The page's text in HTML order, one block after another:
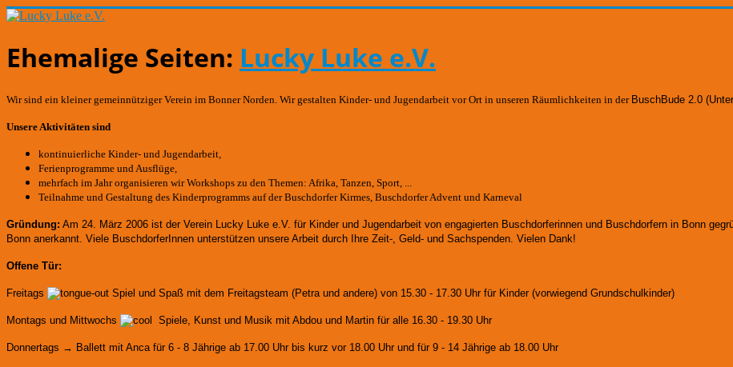
Ehemalige Seiten: Lucky Luke e.V.
Wir sind ein kleiner gemeinnütziger Verein im Bonner Norden. Wir gestalten Kinder- und Jugendarbeit vor Ort in unseren Räumlichkeiten in der BuschBude 2.0
Unsere Aktivitäten sind
kontinuierliche Kinder- und Jugendarbeit,
Ferienprogramme und Ausflüge,
mehrfach im Jahr organisieren wir Workshops zu den Themen: Afrika, Tanzen, Sport, ...
Teilnahme und Gestaltung des Kinderprogramms auf der Buschdorfer Kirmes, Buschdorfer Advent und Karneval
Gründung: Am 24. März 2006 ist der Verein Lucky Luke e.V. für Kinder und Jugendarbeit von engagierten Buschdorferinnen und Buschdorfern in Bonn
Bonn anerkannt. Viele BuschdorferInnen unterstützen unsere Arbeit durch Ihre Zeit-, Geld- und Sachspenden. Vielen Dank!
Offene Tür:
Freitags Spiel und Spaß mit dem Freitagsteam (Petra und andere) von 15.30 - 17.30 Uhr für Kinder (vorwiegend Grundschulkinder)
Montags und Mittwochs Spiele, Kunst und Musik mit Abdou und Martin für alle 16.30 - 19.30 Uhr
Donnertags → Ballett mit Anca für 6 - 8 Jährige ab 17.00 Uhr bis kurz vor 18.00 Uhr und für 9 - 14 Jährige ab 18.00 Uhr